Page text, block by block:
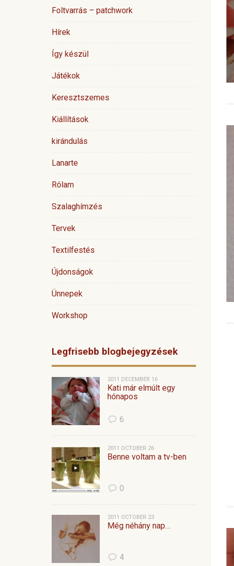
Foltvarrás – patchwork
Hírek
Így készül
Játékok
Keresztszemes
Kiállítások
kirándulás
Lanarte
Rólam
Szalaghímzés
Tervek
Textilfestés
Újdonságok
Ünnepek
Workshop
Legfrisebb blogbejegyzések
2011 DECEMBER 16
Kati már elmúlt egy
hónapos
6
2011 OCTOBER 26
Benne voltam a tv-ben
0
2011 OCTOBER 23
Még néhány nap…
4